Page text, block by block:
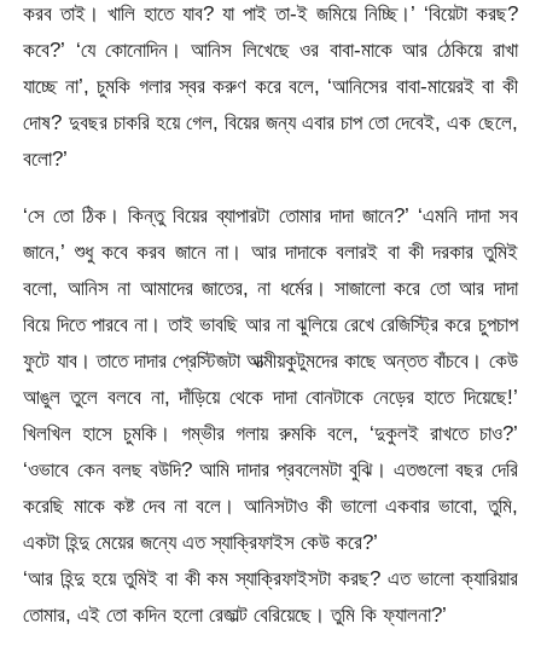
করব তাই। খালি হাতে যাব? যা পাই তা-ই জমিয়ে নিচ্ছি।’ ‘বিয়েটা করছ?
কবে?’ ‘যে কোনোদিন। আনিস লিখেছে ওর বাবা-মাকে আর ঠেকিয়ে রাখা
যাচ্ছে না’, চুমকি গলার স্বর করুণ করে বলে, ‘আনিসের বাবা-মায়েরই বা কী
দোষ? দুবছর চাকরি হয়ে গেল, বিয়ের জন্য এবার চাপ তো দেবেই, এক ছেলে,
বলো?’
‘সে তো ঠিক। কিন্তু বিয়ের ব্যাপারটা তোমার দাদা জানে?’ ‘এমনি দাদা সব
জানে,’ শুধু কবে করব জানে না। আর দাদাকে বলারই বা কী দরকার তুমিই
বলো, আনিস না আমাদের জাতের, না ধর্মের। সাজালো করে তো আর দাদা
বিয়ে দিতে পারবে না। তাই ভাবছি আর না ঝুলিয়ে রেখে রেজিস্ট্রি করে চুপচাপ
ফুটে যাব। তাতে দাদার প্রেস্টিজটা আত্মীয়কুটুমদের কাছে অন্তত বাঁচবে। কেউ
আঙুল তুলে বলবে না, দাঁড়িয়ে থেকে দাদা বোনটাকে নেড়ের হাতে দিয়েছে!’
খিলখিল হাসে চুমকি। গম্ভীর গলায় রুমকি বলে, ‘দুকুলই রাখতে চাও?’
‘ওভাবে কেন বলছ বউদি? আমি দাদার প্রবলেমটা বুঝি। এতগুলো বছর দেরি
করেছি মাকে কষ্ট দেব না বলে। আনিসটাও কী ভালো একবার ভাবো, তুমি,
একটা হিন্দু মেয়ের জন্যে এত স্যাক্রিফাইস কেউ করে?’
‘আর হিন্দু হয়ে তুমিই বা কী কম স্যাক্রিফাইসটা করছ? এত ভালো ক্যারিয়ার
তোমার, এই তো কদিন হলো রেজাল্ট বেরিয়েছে। তুমি কি ফ্যালনা?’